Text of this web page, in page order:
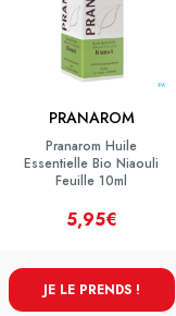
PRANAROM
Pranarom Huile
Essentielle Bio Niaouli
Feuille 10ml
5,95€
JE LE PRENDS !